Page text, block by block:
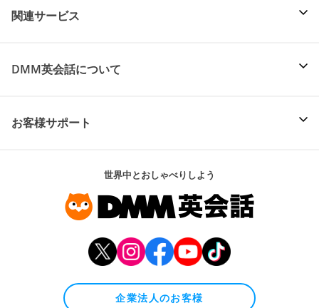
関連サービス
DMM英会話について
お客様サポート
世界中とおしゃべりしよう
企業法人のお客様